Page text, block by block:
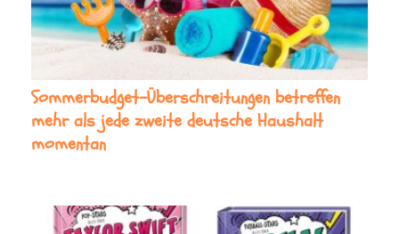
Sommerbudget-Überschreitungen betreffen
mehr als jede zweite deutsche Haushalt
momentan